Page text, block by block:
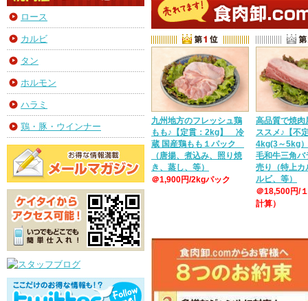
ロース
カルビ
タン
ホルモン
ハラミ
鶏・豚・ウインナー
九州地方のフレッシュ鶏
もも♪【定貫：2kg】 冷
蔵 国産鶏もも１パック
（唐揚、煮込み、照り焼
き、蒸し、等）
＠1,900円/2kgパック
高品質で焼肉
ススメ♪【不
4kg(3～5kg
毛和牛三角バ
売り（特上カ
ルビ、等）
＠18,500円/
計算）